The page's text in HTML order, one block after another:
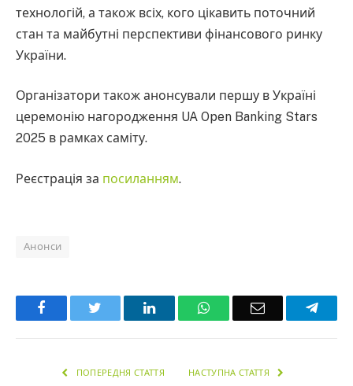
технологій, а також всіх, кого цікавить поточний
стан та майбутні перспективи фінансового ринку
України.
Організатори також анонсували першу в Україні
церемонію нагородження UA Open Banking Stars
2025 в рамках саміту.
Реєстрація за посиланням.
Анонси
Facebook LinkedInWhatsAppEmail
ПОПЕРЕДНЯ СТАТТЯ НАСТУПНА СТАТТЯ